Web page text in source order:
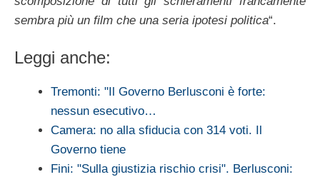
sembra più un film che una seria ipotesi politica“.
Leggi anche:
Tremonti: "Il Governo Berlusconi è forte:
nessun esecutivo…
Camera: no alla sfiducia con 314 voti. Il
Governo tiene
Fini: "Sulla giustizia rischio crisi". Berlusconi: